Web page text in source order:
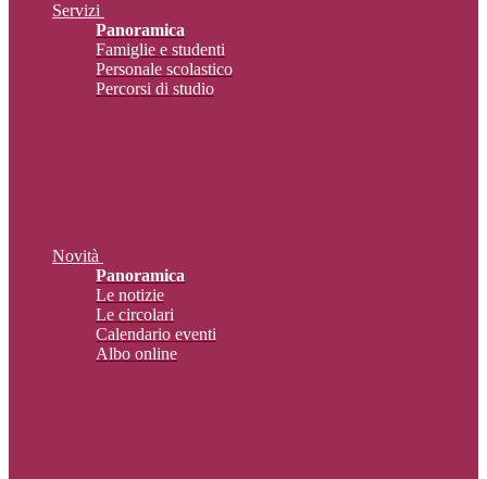
Servizi
Panoramica
Famiglie e studenti
Personale scolastico
Percorsi di studio
Novità
Panoramica
Le notizie
Le circolari
Calendario eventi
Albo online